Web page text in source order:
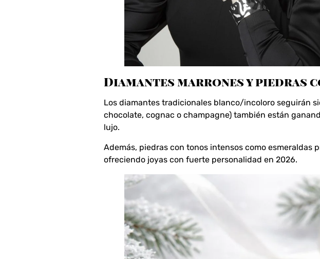
Diamantes marrones y piedras
Los diamantes tradicionales blanco/incoloro seguirán
chocolate, cognac o champagne) también están
lujo.
Además, piedras con tonos intensos como
ofreciendo joyas con fuerte personalidad en 2026.